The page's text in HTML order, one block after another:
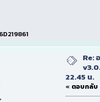
Re:
22.45 น.
« ตอบกลับ